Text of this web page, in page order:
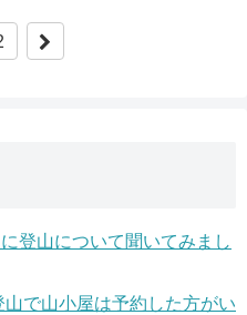
登山について聞いてみまし
で山小屋は予約した方がい